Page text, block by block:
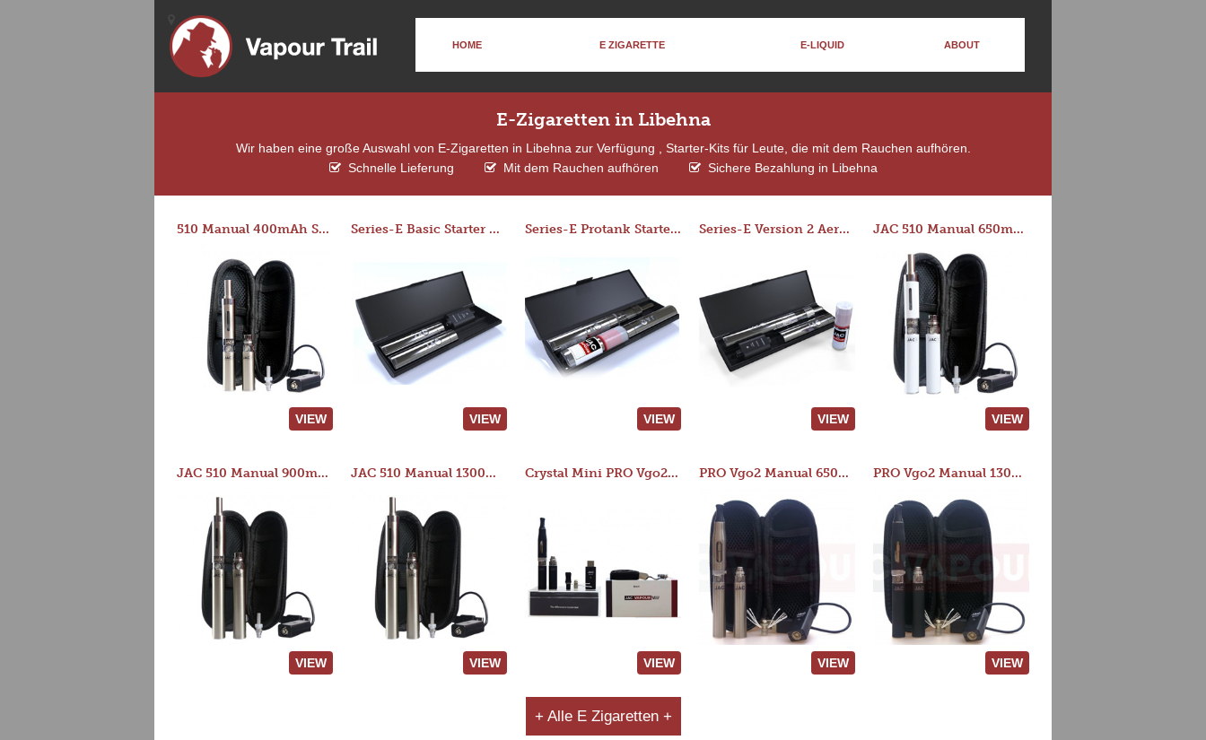
HOME E ZIGARETTE E-LIQUID ABOUT
E-Zigaretten in Libehna
Wir haben eine große Auswahl von E-Zigaretten in Libehna zur Verfügung , Starter-Kits für Leute, die mit dem Rauchen aufhören.
Schnelle Lieferung
Mit dem Rauchen aufhören Sichere Bezahlung in Libehna
510 Manual 400mAh Starter Kit
VIEW
Series-E Basic Starter Kit (No Tank)
VIEW
Series-E Protank Starter Kit
VIEW
Series-E Version 2 Aero Tank Starter Kit
VIEW
JAC 510 Manual 650mAh Starter Kit
VIEW
JAC 510 Manual 900mAh Starter Kit
VIEW
JAC 510 Manual 1300mAh Starter Kit
VIEW
Crystal Mini PRO Vgo2 Manual 400mAh Kit
VIEW
PRO Vgo2 Manual 650mAh Kit
VIEW
PRO Vgo2 Manual 1300mAh Kit
VIEW
+ Alle E Zigaretten +